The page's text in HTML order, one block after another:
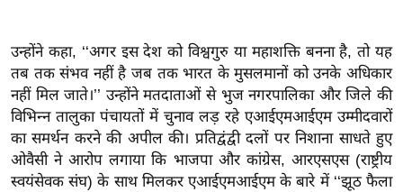
सा
ल
श
ख्सि
य
त
उन्होंने कहा, ‘‘अगर इस देश को विश्वगुरु या महाशक्ति बनना है, तो यह
तब तक संभव नहीं है जब तक भारत के मुसलमानों को उनके अधिकार
नहीं मिल जाते।’’ उन्होंने मतदाताओं से भुज नगरपालिका और जिले की
विभिन्न तालुका पंचायतों में चुनाव लड़ रहे एआईएमआईएम उम्मीदवारों
का समर्थन करने की अपील की। प्रतिद्वंद्वी दलों पर निशाना साधते हुए
ओवैसी ने आरोप लगाया कि भाजपा और कांग्रेस, आरएसएस (राष्ट्रीय
स्वयंसेवक संघ) के साथ मिलकर एआईएमआईएम के बारे में ‘‘झूठ फैला